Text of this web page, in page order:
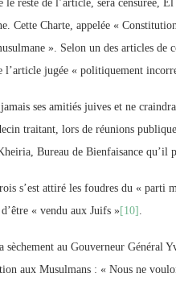
le reste de l’article, sera censurée,
Cette Charte, appelée «
». Selon un des articles de
l’article jugée « politiquement
ses amitiés juives et ne
traitant, lors de réunions
Bureau de Bienfaisance qu’il
s’est attiré les foudres du « parti
« vendu aux Juifs »[10] .
au Gouverneur Général
aux Musulmans : « Nous ne